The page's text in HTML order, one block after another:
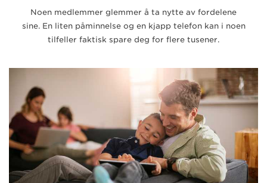
Noen medlemmer glemmer å ta nytte av fordelene
sine. En liten påminnelse og en kjapp telefon kan i noen
tilfeller faktisk spare deg for flere tusener.